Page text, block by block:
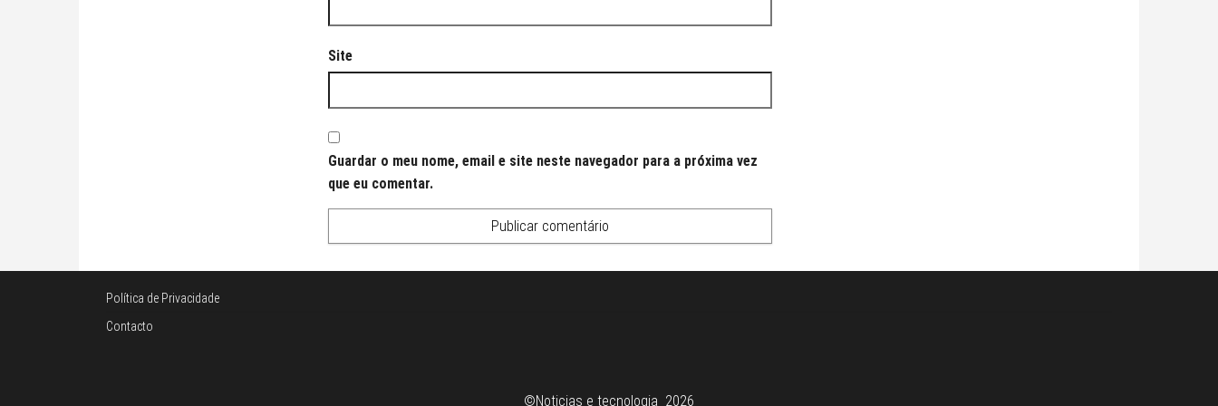
Site
Guardar o meu nome, email e site neste navegador para a próxima vez
que eu comentar.
Política de Privacidade
Contacto
©Noticias e tecnologia 2026